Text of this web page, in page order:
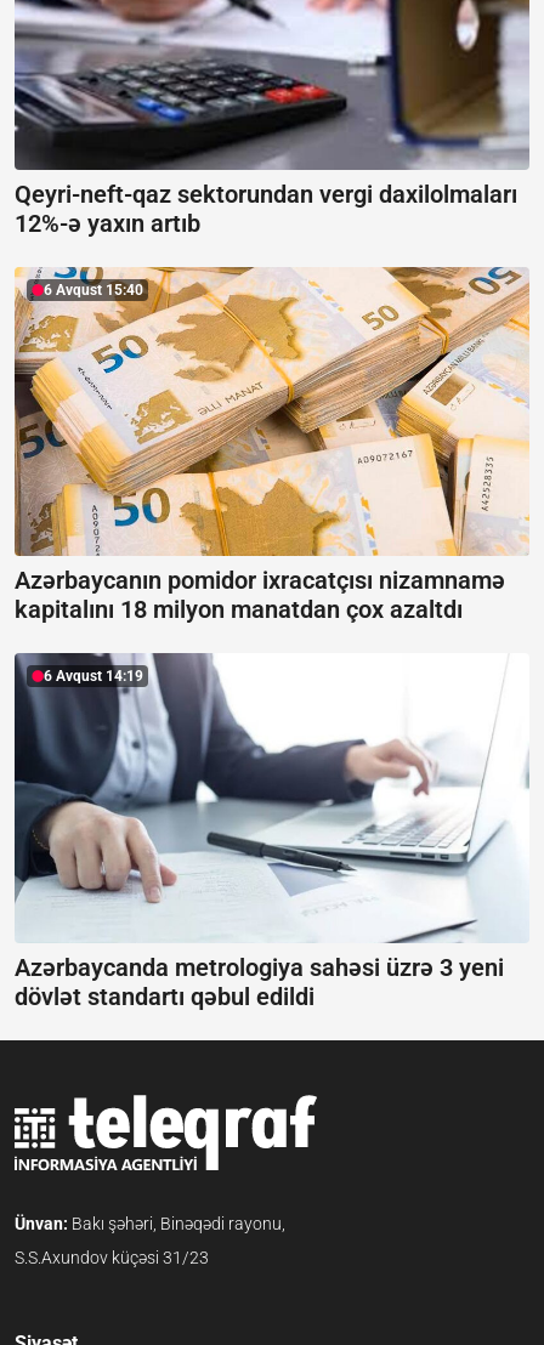
Qeyri-neft-qaz sektorundan vergi daxilolmaları
12%-ə yaxın artıb
6 Avqust 15:40
Azərbaycanın pomidor ixracatçısı nizamnamə
kapitalını 18 milyon manatdan çox azaltdı
6 Avqust 14:19
Azərbaycanda metrologiya sahəsi üzrə 3 yeni
dövlət standartı qəbul edildi
Ünvan: Bakı şəhəri, Binəqədi rayonu,
S.S.Axundov küçəsi 31/23